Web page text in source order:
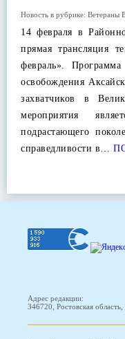
Новость в рубрике: Ветераны
14 февраля в
прямая трансляция
февраль».
освобождения
захватчиков в
мероприятия
подрастающего
справедливости в…
Адрес редакции:
346720, Ростовская